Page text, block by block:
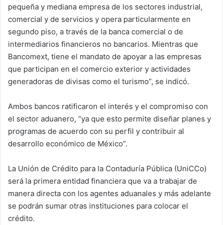
pequeña y mediana empresa de los sectores industrial,
comercial y de servicios y opera particularmente en
segundo piso, a través de la banca comercial o de
intermediarios financieros no bancarios. Mientras que
Bancomext, tiene el mandato de apoyar a las empresas
que participan en el comercio exterior y actividades
generadoras de divisas como el turismo”, se indicó.
Ambos bancos ratificaron el interés y el compromiso con
el sector aduanero, “ya que esto permite diseñar planes y
programas de acuerdo con su perfil y contribuir al
desarrollo económico de México”.
La Unión de Crédito para la Contaduría Pública (UniCCo)
será la primera entidad financiera que va a trabajar de
manera directa con los agentes aduanales y más adelante
se podrán sumar otras instituciones para colocar el
crédito.